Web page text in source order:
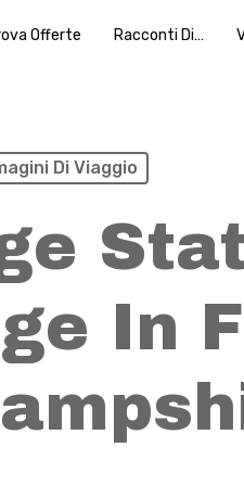
Offerte Racconti Di…
Di Viaggio
In